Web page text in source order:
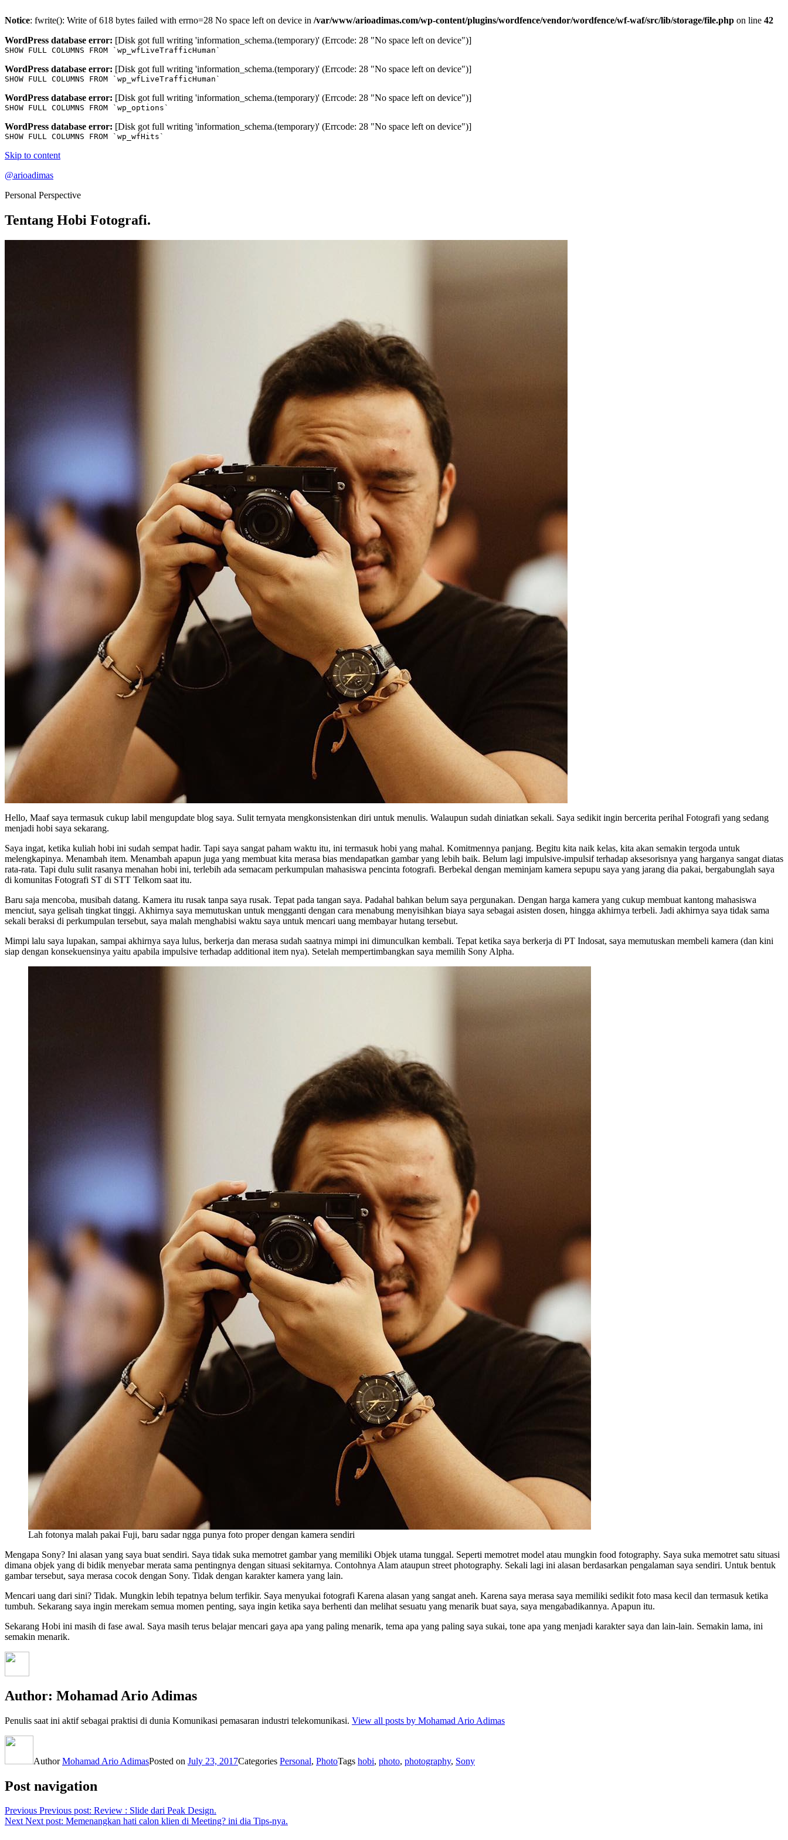
Notice: fwrite(): Write of 618 bytes failed with errno=28 No space left on device in /var/www/arioadimas.com/wp-content/plugins/wordfence/vendor/wordfence/wf-waf/src/lib/storage/file.php on line 42
WordPress database error: [Disk got full writing 'information_schema.(temporary)' (Errcode: 28 "No space left on device")]
SHOW FULL COLUMNS FROM `wp_wfLiveTrafficHuman`
WordPress database error: [Disk got full writing 'information_schema.(temporary)' (Errcode: 28 "No space left on device")]
SHOW FULL COLUMNS FROM `wp_wfLiveTrafficHuman`
WordPress database error: [Disk got full writing 'information_schema.(temporary)' (Errcode: 28 "No space left on device")]
SHOW FULL COLUMNS FROM `wp_options`
WordPress database error: [Disk got full writing 'information_schema.(temporary)' (Errcode: 28 "No space left on device")]
SHOW FULL COLUMNS FROM `wp_wfHits`
Skip to content
@arioadimas
Personal Perspective
Tentang Hobi Fotografi.
Hello, Maaf saya termasuk cukup labil mengupdate blog saya. Sulit ternyata mengkonsistenkan diri untuk menulis. Walaupun sudah diniatkan sekali. Saya sedikit ingin bercerita perihal Fotografi yang sedang
menjadi hobi saya sekarang.
Saya ingat, ketika kuliah hobi ini sudah sempat hadir. Tapi saya sangat paham waktu itu, ini termasuk hobi yang mahal. Komitmennya panjang. Begitu kita naik kelas, kita akan semakin tergoda untuk
melengkapinya. Menambah item. Menambah apapun juga yang membuat kita merasa bias mendapatkan gambar yang lebih baik. Belum lagi impulsive-impulsif terhadap aksesorisnya yang harganya sangat diatas
rata-rata. Tapi dulu sulit rasanya menahan hobi ini, terlebih ada semacam perkumpulan mahasiswa pencinta fotografi. Berbekal dengan meminjam kamera sepupu saya yang jarang dia pakai, bergabunglah saya
di komunitas Fotografi ST di STT Telkom saat itu.
Baru saja mencoba, musibah datang. Kamera itu rusak tanpa saya rusak. Tepat pada tangan saya. Padahal bahkan belum saya pergunakan. Dengan harga kamera yang cukup membuat kantong mahasiswa
menciut, saya gelisah tingkat tinggi. Akhirnya saya memutuskan untuk mengganti dengan cara menabung menyisihkan biaya saya sebagai asisten dosen, hingga akhirnya terbeli. Jadi akhirnya saya tidak sama
sekali beraksi di perkumpulan tersebut, saya malah menghabisi waktu saya untuk mencari uang membayar hutang tersebut.
Mimpi lalu saya lupakan, sampai akhirnya saya lulus, berkerja dan merasa sudah saatnya mimpi ini dimunculkan kembali. Tepat ketika saya berkerja di PT Indosat, saya memutuskan membeli kamera (dan kini
siap dengan konsekuensinya yaitu apabila impulsive terhadap additional item nya). Setelah mempertimbangkan saya memilih Sony Alpha.
Lah fotonya malah pakai Fuji, baru sadar ngga punya foto proper dengan kamera sendiri
Mengapa Sony? Ini alasan yang saya buat sendiri. Saya tidak suka memotret gambar yang memiliki Objek utama tunggal. Seperti memotret model atau mungkin food fotography. Saya suka memotret satu situasi
dimana objek yang di bidik menyebar merata sama pentingnya dengan situasi sekitarnya. Contohnya Alam ataupun street photography. Sekali lagi ini alasan berdasarkan pengalaman saya sendiri. Untuk bentuk
gambar tersebut, saya merasa cocok dengan Sony. Tidak dengan karakter kamera yang lain.
Mencari uang dari sini? Tidak. Mungkin lebih tepatnya belum terfikir. Saya menyukai fotografi Karena alasan yang sangat aneh. Karena saya merasa saya memiliki sedikit foto masa kecil dan termasuk ketika
tumbuh. Sekarang saya ingin merekam semua momen penting, saya ingin ketika saya berhenti dan melihat sesuatu yang menarik buat saya, saya mengabadikannya. Apapun itu.
Sekarang Hobi ini masih di fase awal. Saya masih terus belajar mencari gaya apa yang paling menarik, tema apa yang paling saya sukai, tone apa yang menjadi karakter saya dan lain-lain. Semakin lama, ini
semakin menarik.
Author: Mohamad Ario Adimas
Penulis saat ini aktif sebagai praktisi di dunia Komunikasi pemasaran industri telekomunikasi. View all posts by Mohamad Ario Adimas
AuthorMohamad Ario AdimasPosted on July 23, 2017Categories Personal, PhotoTags hobi, photo, photography, Sony
Post navigation
Previous Previous post: Review : Slide dari Peak Design.
Next Next post: Memenangkan hati calon klien di Meeting? ini dia Tips-nya.